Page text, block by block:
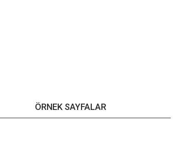
ÖRNEK SAYFALAR